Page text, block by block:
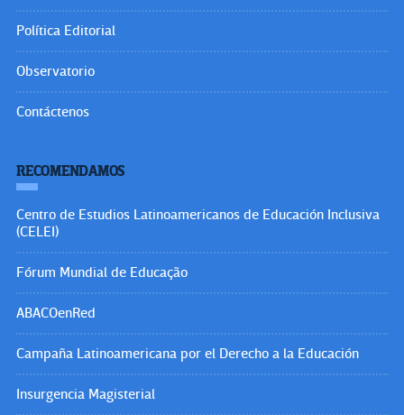
Política Editorial
Observatorio
Contáctenos
RECOMENDAMOS
Centro de Estudios Latinoamericanos de Educación Inclusiva
(CELEI)
Fórum Mundial de Educação
ABACOenRed
Campaña Latinoamericana por el Derecho a la Educación
Insurgencia Magisterial